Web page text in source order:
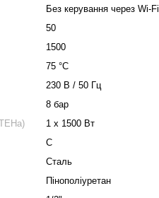
Без керування через Wi-Fi
50
1500
75 °С
230 В / 50 Гц
8 бар
1 х 1500 Вт
C
Сталь
Пінополіуретан